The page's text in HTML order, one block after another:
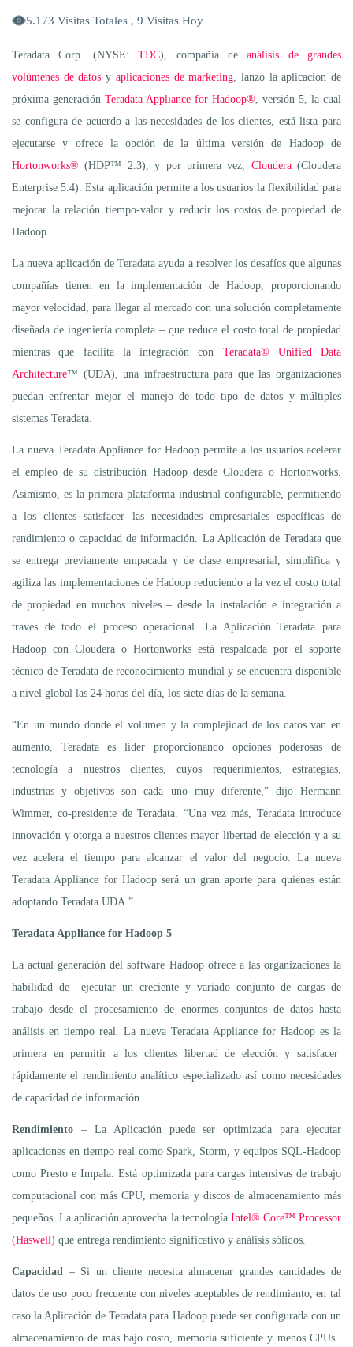
5.173 Visitas Totales , 9 Visitas Hoy
Teradata Corp. (NYSE:TDC), compañía deanálisis de grandes
volúmenes de datos y aplicaciones de marketing , lanzó la aplicación de
próxima generación Teradata Appliance for Hadoop® , versión 5, la cual
se configura de acuerdo a las necesidades de los clientes, está lista para
ejecutarse y ofrece la opción de la última versión de Hadoop de
Hortonworks® (HDP™ 2.3), y por primera vez, Cloudera(Cloudera
Enterprise 5.4). Esta aplicación permite a los usuarios la flexibilidad para
mejorar la relación tiempo-valor y reducir los costos de propiedad de
Hadoop.
La nueva aplicación de Teradata ayuda a resolver los desafíos que algunas
compañías tienen en la implementación de Hadoop, proporcionando
mayor velocidad, para llegar al mercado con una solución completamente
diseñada de ingeniería completa – que reduce el costo total de propiedad
mientras que facilita la integración con Teradata® Unified Data
Architecture™ (UDA), una infraestructura para que las organizaciones
puedan enfrentar mejor el manejo de todo tipo de datos y múltiples
sistemas Teradata.
La nueva Teradata Appliance for Hadoop permite a los usuarios acelerar
el empleo de su distribución Hadoop desde Cloudera o Hortonworks.
Asimismo, es la primera plataforma industrial configurable, permitiendo
a los clientes satisfacer las necesidades empresariales específicas de
rendimiento o capacidad de información. La Aplicación de Teradata que
se entrega previamente empacada y de clase empresarial, simplifica y
agiliza las implementaciones de Hadoop reduciendo a la vez el costo total
de propiedad en muchos niveles – desde la instalación e integración a
través de todo el proceso operacional. La Aplicación Teradata para
Hadoop con Cloudera o Hortonworks está respaldada por el soporte
técnico de Teradata de reconocimiento mundial y se encuentra disponible
a nivel global las 24 horas del día, los siete días de la semana.
“En un mundo donde el volumen y la complejidad de los datos van en
aumento, Teradata es líder proporcionando opciones poderosas de
tecnología a nuestros clientes, cuyos requerimientos, estrategias,
industrias y objetivos son cada uno muy diferente,” dijo Hermann
Wimmer, co-presidente de Teradata. “Una vez más, Teradata introduce
innovación y otorga a nuestros clientes mayor libertad de elección y a su
vez acelera el tiempo para alcanzar el valor del negocio. La nueva
Teradata Appliance for Hadoop será un gran aporte para quienes están
adoptando Teradata UDA.”
Teradata Appliance for Hadoop 5
La actual generación del software Hadoop ofrece a las organizaciones la
habilidad de ejecutar un creciente y variado conjunto de cargas de
trabajo desde el procesamiento de enormes conjuntos de datos hasta
análisis en tiempo real. La nueva Teradata Appliance for Hadoop es la
primera en permitir a los clientes libertad de elección y satisfacer
rápidamente el rendimiento analítico especializado así como necesidades
de capacidad de información.
Rendimiento – La Aplicación puede ser optimizada para ejecutar
aplicaciones en tiempo real como Spark, Storm, y equipos SQL-Hadoop
como Presto e Impala. Está optimizada para cargas intensivas de trabajo
computacional con más CPU, memoria y discos de almacenamiento más
pequeños. La aplicación aprovecha la tecnología Intel® Core™ Processor
(Haswell) que entrega rendimiento significativo y análisis sólidos.
Capacidad
– Si un cliente necesita almacenar grandes cantidades de
datos de uso poco frecuente con niveles aceptables de rendimiento, en tal
caso la Aplicación de Teradata para Hadoop puede ser configurada con un
almacenamiento de más bajo costo, memoria suficiente y menos CPUs.